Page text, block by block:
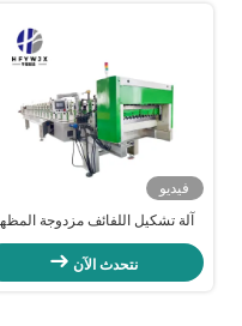
فيديو
آلة تشكيل اللفائف مزدوجة
طبقة مزدوجة أداء مستقر لإنتاج
التسقيف المعدنية
نتحدث الآن